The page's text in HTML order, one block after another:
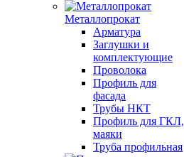
Металлопрокат
Арматура
Заглушки и
комплектующие
Проволока
Профиль для
фасада
Трубы НКТ
Профиль для ГКЛ,
маяки
Труба профильная